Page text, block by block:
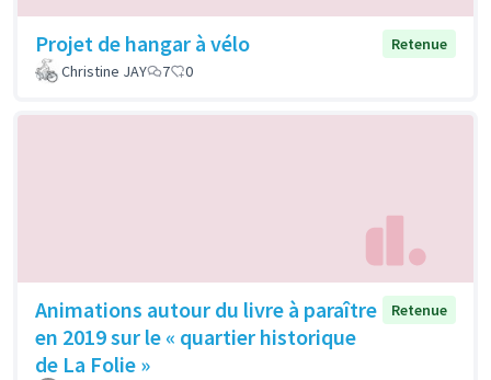
Projet de hangar à vélo
Retenue
Christine JAY
7 0
Animations autour du livre à paraître
en 2019 sur le « quartier historique
de La Folie »
Retenue